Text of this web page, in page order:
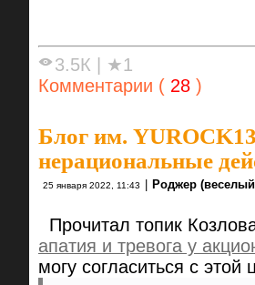
3.5К
★1
Комментарии ( 28 )
Блог им.
нерациональные
25 января 2022, 11:43 Роджер
Прочитал топик
апатия и тревога у
могу согласиться с этой